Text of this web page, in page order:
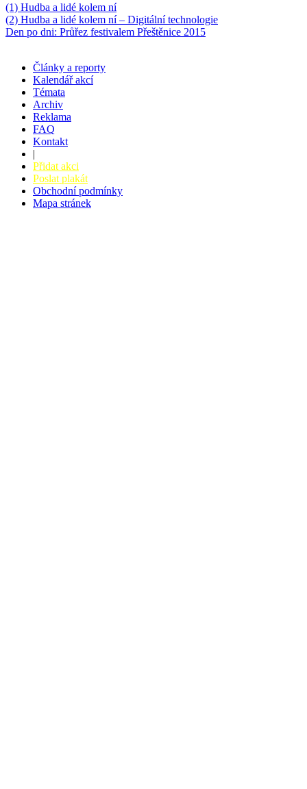
(1) Hudba a lidé kolem ní
(2) Hudba a lidé kolem ní – Digitální technologie
Den po dni: Průřez festivalem Přeštěnice 2015
Články a reporty
Kalendář akcí
Témata
Archiv
Reklama
FAQ
Kontakt
|
Přidat akci
Poslat plakát
Obchodní podmínky
Mapa stránek